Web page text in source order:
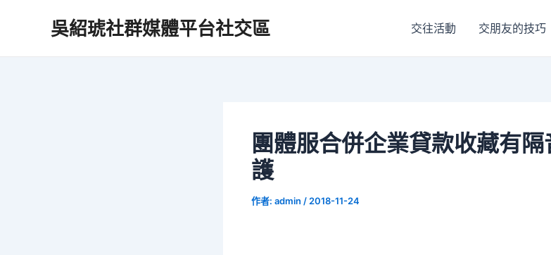
吳紹琥社群媒體平台社交區 交往活動 交朋友的技巧
團體服合併企業貸款收藏有
護
作者: admin / 2018-11-24